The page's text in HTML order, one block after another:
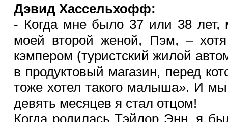
Дэвид Хассельхофф:
- Когда мне было 37 или 38 лет,
моей второй женой, Пэм, –
кэмпером (туристский жилой
в продуктовый магазин, перед
тоже хотел такого малыша». И
девять месяцев я стал отцом!
Когда родилась Тэйлор Энн, я